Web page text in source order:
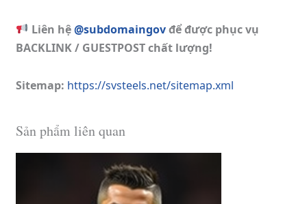
Liên hệ@subdomaingovđể được phục vụ
BACKLINK / GUESTPOST chất lượng!
Sitemap: https://svsteels.net/sitemap.xml
Sản phẩm liên quan